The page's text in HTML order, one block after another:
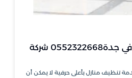
شركة تنظيف منازل في جدة0552322668 شركة
تنظيف منازل بأعلى حرفية لا يمكن أن